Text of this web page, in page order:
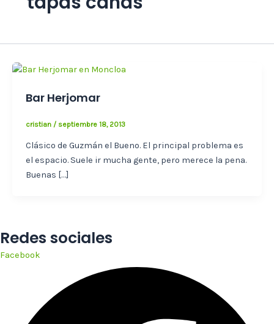
Bar Herjomar
cristian / septiembre 18, 2013
Clásico de Guzmán el Bueno. El principal problema es
el espacio. Suele ir mucha gente, pero merece la pena.
Buenas […]
Redes sociales
Facebook